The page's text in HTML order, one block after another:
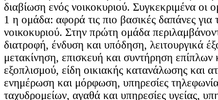
διαβίωση ενός νοικοκυριού. Συγκεκριμένα οι
1 η ομάδα: αφορά τις πιο βασικές δαπάνες για
νοικοκυριού. Στην πρώτη ομάδα
διατροφή, ένδυση και υπόδηση, λειτουργικά
μετακίνηση, επισκευή και συντήρηση επίπλων
εξοπλισμού, είδη οικιακής κατανάλωσης και
ενημέρωση και μόρφωση, υπηρεσίες
ταχυδρομείων, αγαθά και υπηρεσίες υγείας,